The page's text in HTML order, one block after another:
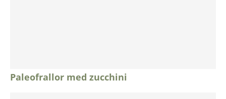
Paleofrallor med zucchini